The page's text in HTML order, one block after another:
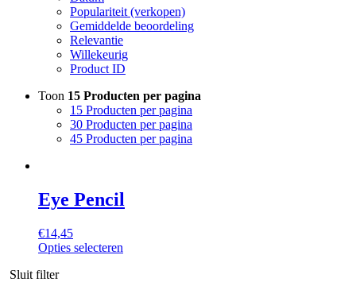
Must Haves
REF Stockholm
Ref stockholm Box
TALLOW + ASH
Overig
Huidconditie
Huidtype
Merken
Populariteit (verkopen)
Gemiddelde beoordeling
Relevantie
Willekeurig
Product ID
Toon 15 Producten per pagina
15 Producten per pagina
30 Producten per pagina
45 Producten per pagina
Eye Pencil
€14,45
Opties selecteren
Sluit filter